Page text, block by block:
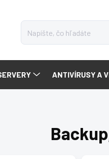
ANTIVÍRUSY A